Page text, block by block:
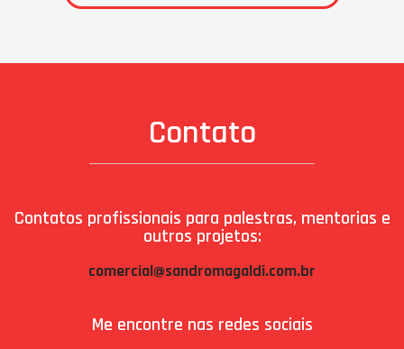
Contato
Contatos profissionais para palestras, mentorias e
outros projetos:
comercial@sandromagaldi.com.br
Me encontre nas redes sociais